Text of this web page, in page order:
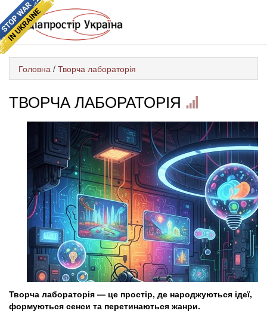
Головна / Творча лабораторія
ТВОРЧА ЛАБОРАТОРІЯ
Творча лабораторія — це простір, де народжуються ідеї,
формуються сенси та перетинаються жанри.